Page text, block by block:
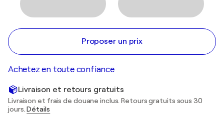
Proposer un prix
Achetez en toute confiance
Livraison et retours gratuits
Livraison et frais de douane inclus. Retours gratuits sous 30
jours.Détails